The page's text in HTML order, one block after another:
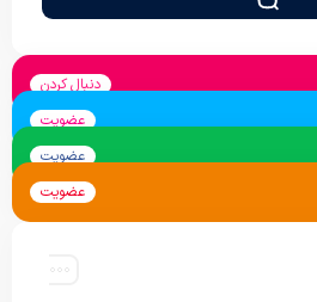
دنبال کردن
عضویت
عضویت
عضویت